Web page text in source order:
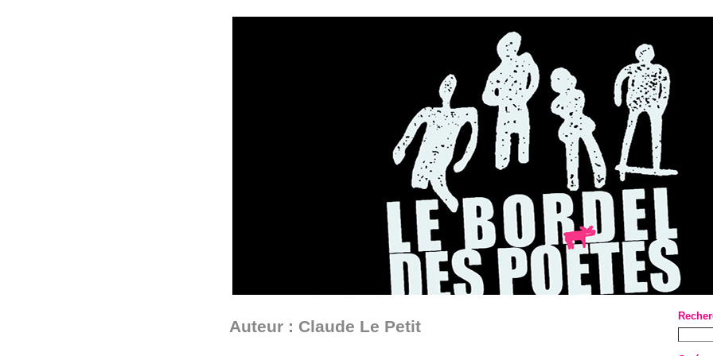
Auteur : Claude Le Petit